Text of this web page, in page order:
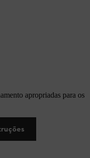
apropriadas para os